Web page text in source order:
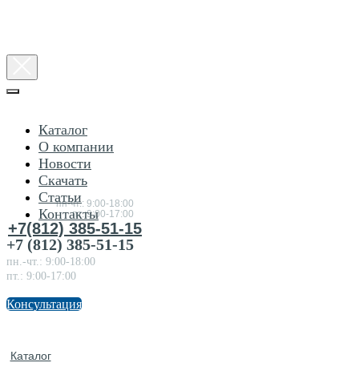
Консультация
товарам
пн-чт.: 9:00-18:00
пт.:9:00-17:00
+7(812) 385-51-15
Каталог
Каталог
О компании
Новости
Скачать
Статьи
Контакты
+7 (812) 385-51-15
пн.-чт.: 9:00-18:00
пт.: 9:00-17:00
Консультация